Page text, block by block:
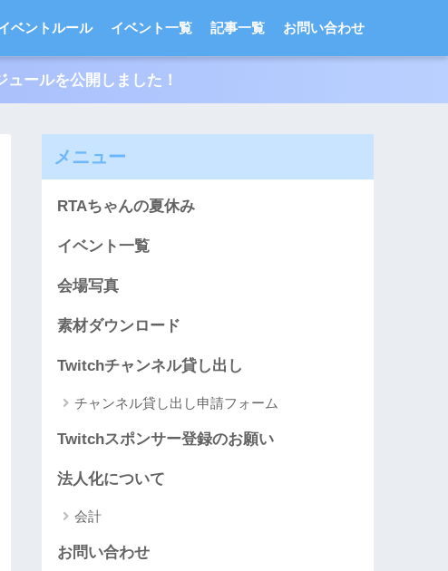
ベントルール イベント一覧 記事一覧 お問い合わせ
ールを公開しました！
メニュー
RTAちゃんの夏休み
イベント一覧
会場写真
素材ダウンロード
Twitchチャンネル貸し出し
チャンネル貸し出し申請フォーム
Twitchスポンサー登録のお願い
法人化について
会計
お問い合わせ